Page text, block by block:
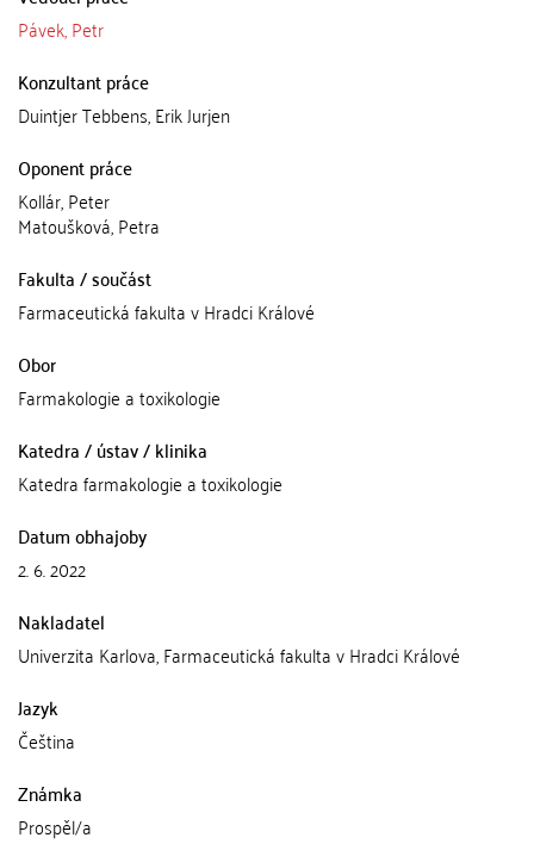
Pávek, Petr
Konzultant práce
Duintjer Tebbens, Erik Jurjen
Oponent práce
Kollár, Peter
Matoušková, Petra
Fakulta / součást
Farmaceutická fakulta v Hradci Králové
Obor
Farmakologie a toxikologie
Katedra / ústav / klinika
Katedra farmakologie a toxikologie
Datum obhajoby
2. 6. 2022
Nakladatel
Univerzita Karlova, Farmaceutická fakulta v Hradci Králové
Jazyk
Čeština
Známka
Prospěl/a